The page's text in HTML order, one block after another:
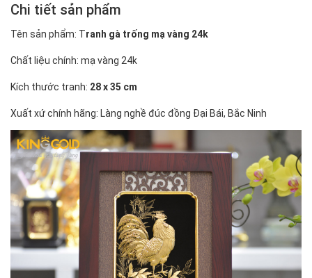
Chi tiết sản phẩm
Tên sản phẩm: Tranh gà trống mạ vàng 24k
Chất liệu chính: mạ vàng 24k
Kích thước tranh: 28 x 35 cm
Xuất xứ chính hãng: Làng nghề đúc đồng Đại Bái, Bắc Ninh